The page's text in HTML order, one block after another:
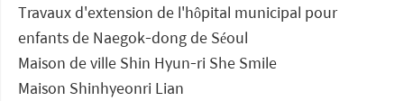
Travaux d'extension de l'hôpital municipal pour
enfants de Naegok-dong de Séoul
Maison de ville Shin Hyun-ri She Smile
Maison Shinhyeonri Lian